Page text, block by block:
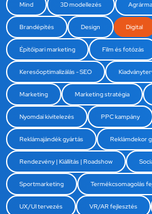
3D modellezés
Brandépítés Design Digital
Építőipari marketing Film és fotózás
Keresőoptimalizálás - SEO
Marketing Marketing stratégia
Nyomdai kivitelezés PPC kampány
Reklámajándék gyártás Reklámdekor
Rendezvény | Kiállítás | Roadshow
Sportmarketing Termékcsomagolás
UX/UI tervezés VR/AR fejlesztés
Mind